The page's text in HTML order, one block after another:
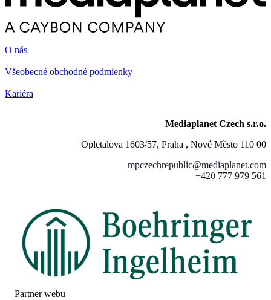
O nás
Všeobecné obchodné podmienky
Kariéra
Mediaplanet Czech s.r.o.
Opletalova 1603/57, Praha , Nové Město 110 00
mpczechrepublic@mediaplanet.com
+420 777 979 561
Partner webu